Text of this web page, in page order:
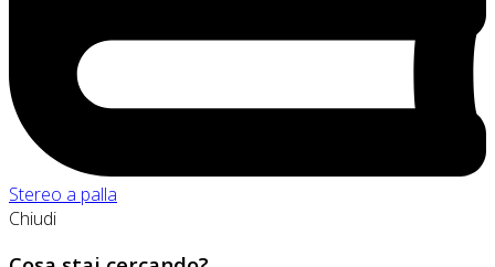
Stereo a palla
Chiudi